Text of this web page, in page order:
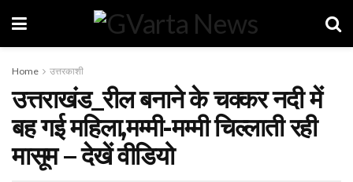
Home उत्तरकाशी
उत्तराखंड_रील बनाने के चक्कर नदी में
बह गई महिला,मम्मी-मम्मी चिल्लाती रही
मासूम – देखें वीडियो